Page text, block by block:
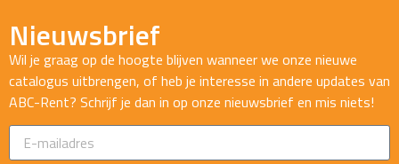
Nieuwsbrief
Wil je graag op de hoogte blijven wanneer we onze nieuwe
catalogus uitbrengen, of heb je interesse in andere updates van
ABC-Rent? Schrijf je dan in op onze nieuwsbrief en mis niets!